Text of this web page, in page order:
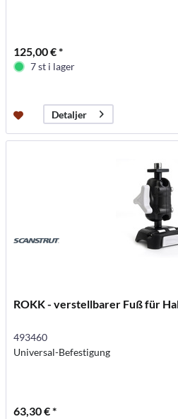
125,00 € *
7 st i lager
Detaljer
ROKK - verstellbarer Fuß für
493460
Universal-Befestigung
63,30 € *